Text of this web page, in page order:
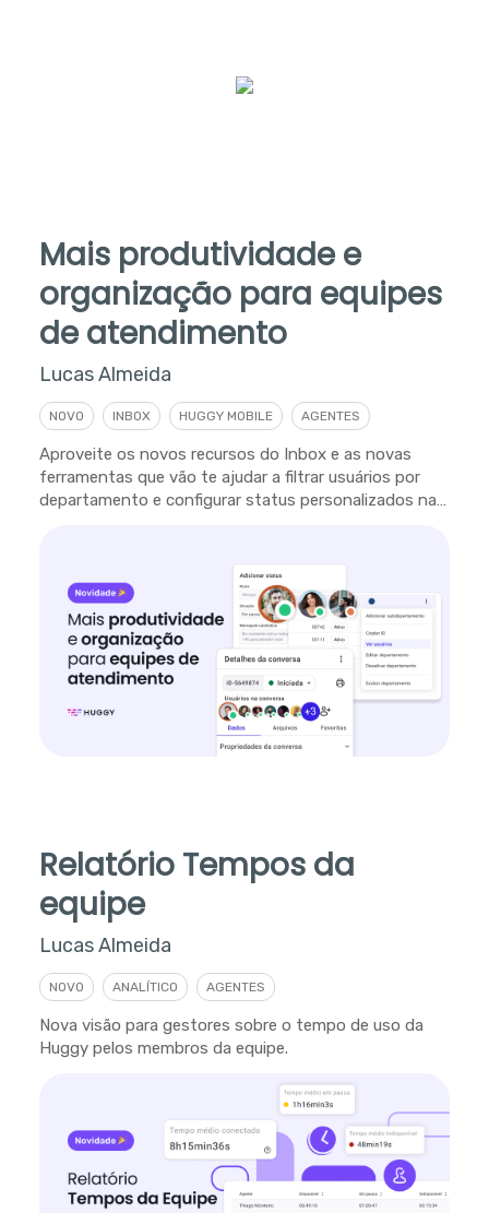
Mais produtividade e
organização para equipes
de atendimento
Lucas Almeida
NOVO INBOX HUGGY MOBILE AGENTES
Aproveite os novos recursos do Inbox e as novas
ferramentas que vão te ajudar a filtrar usuários por
departamento e configurar status personalizados na
Relatório Tempos da
equipe
Lucas Almeida
NOVO ANALÍTICO AGENTES
Nova visão para gestores sobre o tempo de uso da
Huggy pelos membros da equipe.